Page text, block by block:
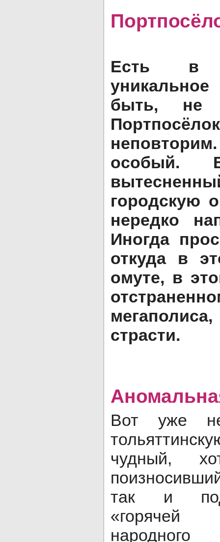
Есть в
быть, не
особый.
городскую
нередко
Иногда
откуда в
омуте, в
страсти.
Вот уже
чудный,
так и
«горячей